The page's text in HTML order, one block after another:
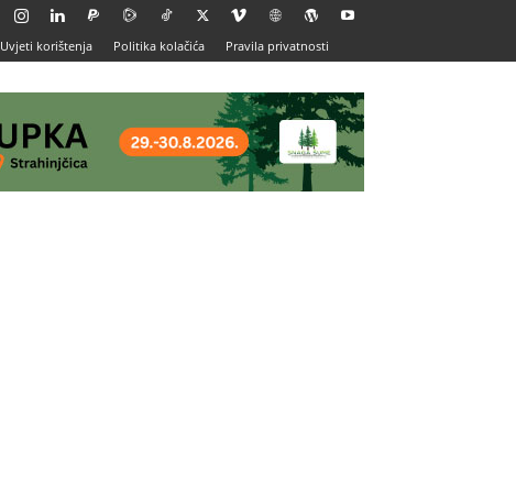
Uvjeti korištenja Politika kolačića Pravila privatnosti